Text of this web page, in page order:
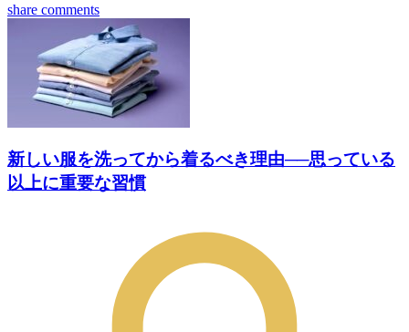
share comments
新しい服を洗ってから着るべき理由──思っている
以上に重要な習慣